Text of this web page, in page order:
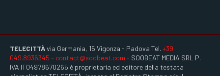
TELECITTÀvia Germania, 15 Vigonza - Padova Tel. +39
049.8936345 - contact@soobeat.com - SOOBEAT MEDIA SRL P.
IVA IT04978670265 è proprietaria ed editore della testata